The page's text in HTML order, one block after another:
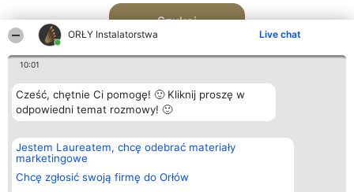
ORŁY Instalatorstwa Live chat
10:01
Cześć, chętnie Ci pomogę! 🙂 Kliknij proszę w
odpowiedni temat rozmowy! 🙂
Jestem Laureatem, chcę odebrać materiały
marketingowe
Chcę zgłosić swoją firmę do Orłów
Szukaj
Organizator plebiscytu
Bright Side Solutions sp. z o.
o. sp. k.
ul. Ruska 22
Wrocław 50-079
Plebiscyt
Laureaci
wszystkich
Laureatów
Kontakt
Kontakt